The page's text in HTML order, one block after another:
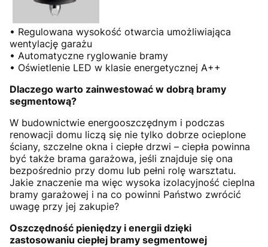
• Regulowana wysokość otwarcia umożliwiająca
wentylację garażu
• Automatyczne ryglowanie bramy
• Oświetlenie LED w klasie energetycznej A++
Dlaczego warto zainwestować w dobrą bramy
segmentową?
W budownictwie energooszczędnym i podczas
renowacji domu liczą się nie tylko dobrze ocieplone
ściany, szczelne okna i ciepłe drzwi – ciepła powinna
być także brama garażowa, jeśli znajduje się ona
bezpośrednio przy domu lub pełni rolę warsztatu.
Jakie znaczenie ma więc wysoka izolacyjność cieplna
bramy garażowej i na co powinni Państwo zwrócić
uwagę przy jej zakupie?
Oszczędność pieniędzy i energii dzięki
zastosowaniu ciepłej bramy segmentowej